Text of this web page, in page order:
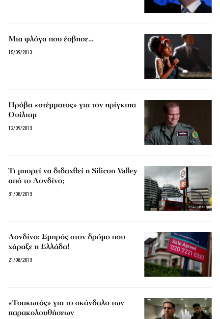
Μια φλόγα που έσβησε…
15/09/2013
Πρόβα «στέμματος» για τον πρίγκιπα
Ουίλιαμ
12/09/2013
Τι μπορεί να διδαχθεί η Silicon Valley
από το Λονδίνο;
31/08/2013
Λονδίνο: Εμπρός στον δρόμο που
χάραξε η Ελλάδα!
21/08/2013
«Τσακωτός» για το σκάνδαλο των
παρακολουθήσεων